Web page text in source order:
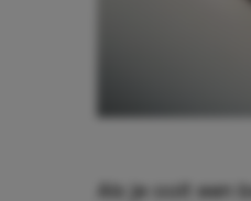
Als je ooit een